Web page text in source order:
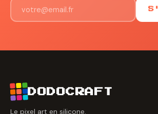
DODOCRAFT
Le pixel art en silicone.